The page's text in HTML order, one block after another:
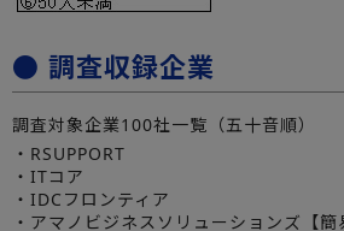
● 調査収録企業
調査対象企業100社一覧（五十音順）
・RSUPPORT
・ITコア
・IDCフロンティア
・アマノビジネスソリューションズ【簡